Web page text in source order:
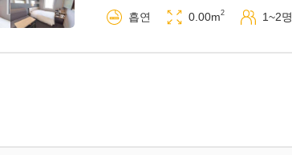
흡연 0.00m2 1~2명